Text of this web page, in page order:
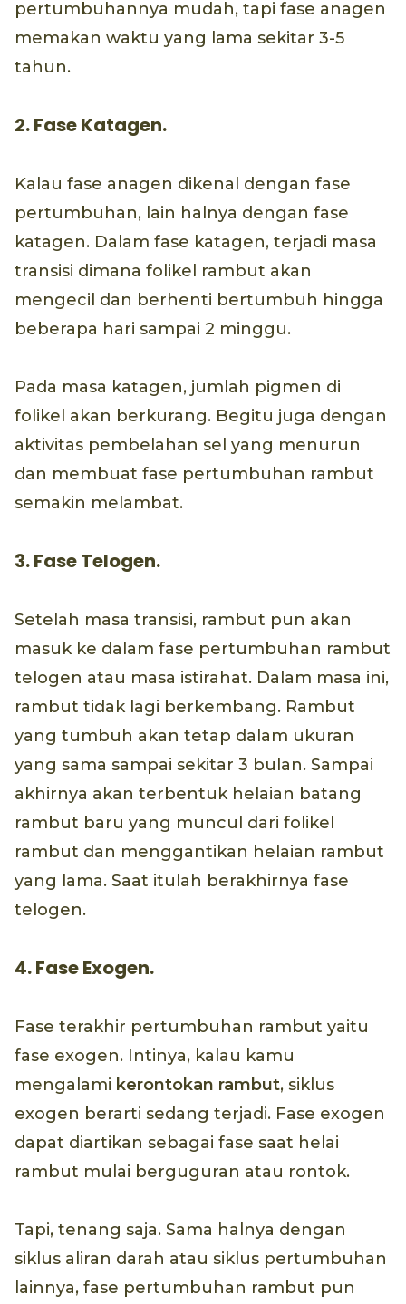
pertumbuhannya mudah, tapi fase anagen
memakan waktu yang lama sekitar 3-5
tahun.
2. Fase Katagen.
Kalau fase anagen dikenal dengan fase
pertumbuhan, lain halnya dengan fase
katagen. Dalam fase katagen, terjadi masa
transisi dimana folikel rambut akan
mengecil dan berhenti bertumbuh hingga
beberapa hari sampai 2 minggu.
Pada masa katagen, jumlah pigmen di
folikel akan berkurang. Begitu juga dengan
aktivitas pembelahan sel yang menurun
dan membuat fase pertumbuhan rambut
semakin melambat.
3. Fase Telogen.
Setelah masa transisi, rambut pun akan
masuk ke dalam fase pertumbuhan rambut
telogen atau masa istirahat. Dalam masa ini,
rambut tidak lagi berkembang. Rambut
yang tumbuh akan tetap dalam ukuran
yang sama sampai sekitar 3 bulan. Sampai
akhirnya akan terbentuk helaian batang
rambut baru yang muncul dari folikel
rambut dan menggantikan helaian rambut
yang lama. Saat itulah berakhirnya fase
telogen.
4. Fase Exogen.
Fase terakhir pertumbuhan rambut yaitu
fase exogen. Intinya, kalau kamu
mengalami kerontokan rambut, siklus
exogen berarti sedang terjadi. Fase exogen
dapat diartikan sebagai fase saat helai
rambut mulai berguguran atau rontok.
Tapi, tenang saja. Sama halnya dengan
siklus aliran darah atau siklus pertumbuhan
lainnya, fase pertumbuhan rambut pun